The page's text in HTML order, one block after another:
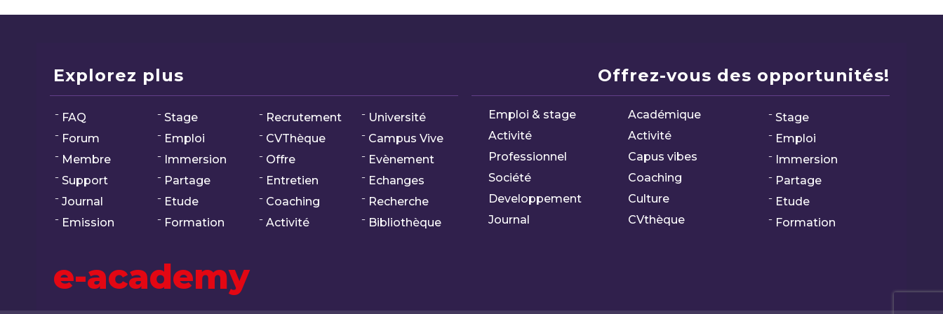
Explorez plus
FAQ
Forum
Membre
Support
Journal
Emission
Stage
Emploi
Immersion
Partage
Etude
Formation
Recrutement
CVThèque
Offre
Entretien
Coaching
Activité
Université
Campus Vive
Evènement
Echanges
Recherche
Bibliothèque
e-academy
Offrez-vous des opportunités!
Emploi & stage
Activité
Professionnel
Société
Developpement
Journal
Académique
Activité
Capus vibes
Coaching
Culture
CVthèque
Stage
Emploi
Immersion
Partage
Etude
Formation